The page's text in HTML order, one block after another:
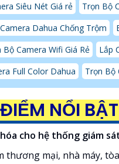
Siêu Nét Giá rẻ Trọn Bộ
Dahua Chống Trộm
Bộ Camera Wifi Giá Rẻ
Lắp
Full Color Dahua
Trọn Bộ
NỔI
cho hệ thống giám
thương mại, nhà máy,